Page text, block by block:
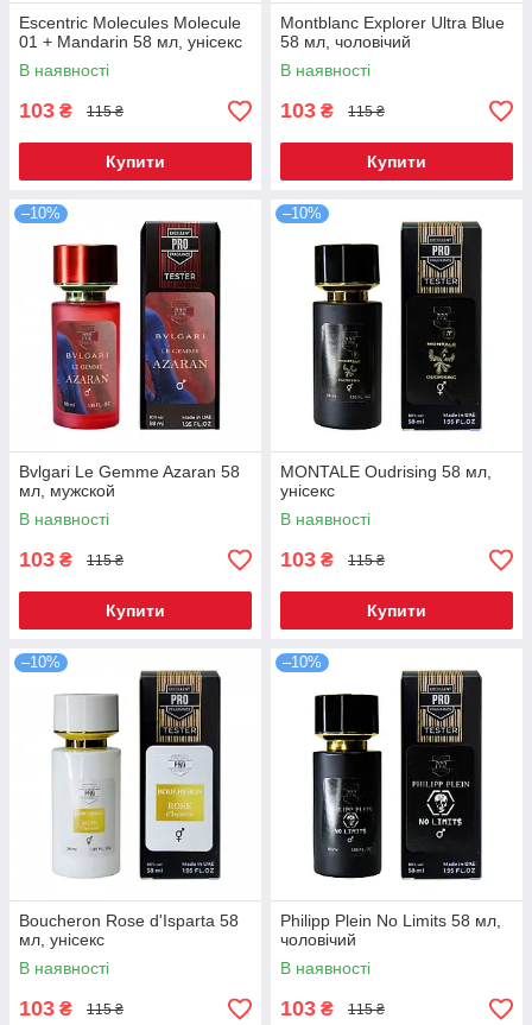
Escentric Molecules Molecule
01 + Mandarin 58 мл, унісекс
В наявності
103 ₴ 115 ₴
Купити
Montblanc Explorer Ultra Blue
58 мл, чоловічий
В наявності
103 ₴ 115 ₴
Купити
–10%
Bvlgari Le Gemme Azaran 58
мл, мужской
В наявності
103 ₴ 115 ₴
Купити
–10%
MONTALE Oudrising 58 мл,
унісекс
В наявності
103 ₴ 115 ₴
Купити
–10%
Boucheron Rose d'Isparta 58
мл, унісекс
В наявності
103 ₴ 115 ₴
–10%
Philipp Plein No Limits 58 мл,
чоловічий
В наявності
103 ₴ 115 ₴